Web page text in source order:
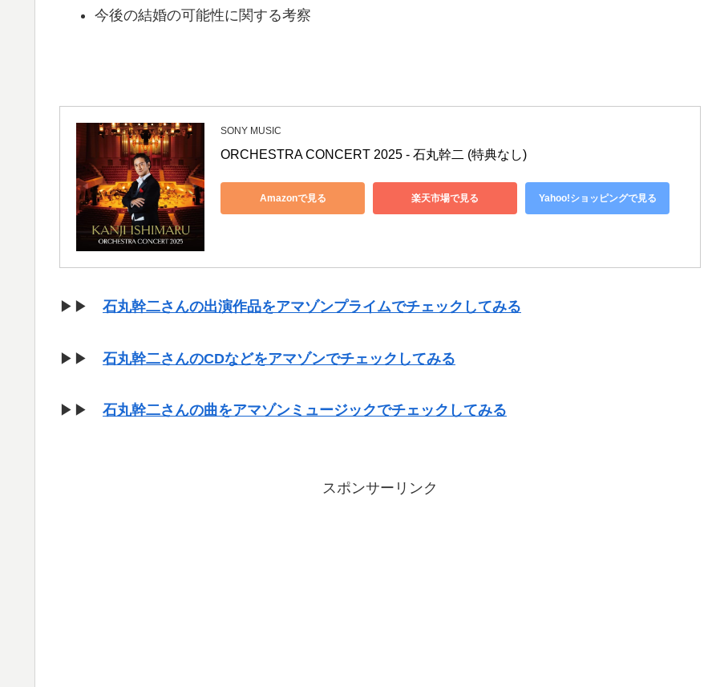
今後の結婚の可能性に関する考察
SONY MUSIC
ORCHESTRA CONCERT 2025 - 石丸幹二 (特典なし)
Amazonで見る 楽天市場で見る Yahoo!ショッピングで見る
▶▶ 石丸幹二さんの出演作品をアマゾンプライムでチェックしてみる
▶▶ 石丸幹二さんのCDなどをアマゾンでチェックしてみる
▶▶ 石丸幹二さんの曲をアマゾンミュージックでチェックしてみる
スポンサーリンク